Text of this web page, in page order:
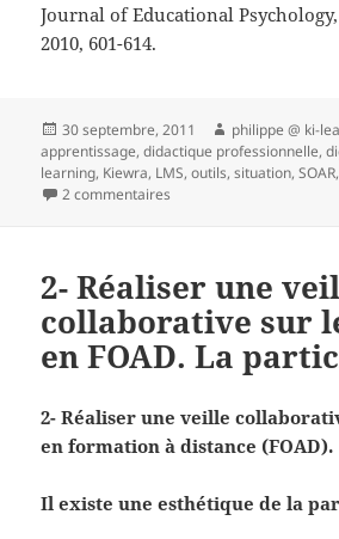
Journal of Educational
2010, 601-614.
Publié
le
30 septembre, 2011 Auteur
philippe @ ki-
apprentissage,didactique professionnelle,
learning, Kiewra, LMS,outils,situation,SOAR
2 commentaires
2- Réaliser une
collaborative sur
en FOAD. La
2- Réaliser une veille
en formation à distance (FOAD).
Il existe une esthétique de la